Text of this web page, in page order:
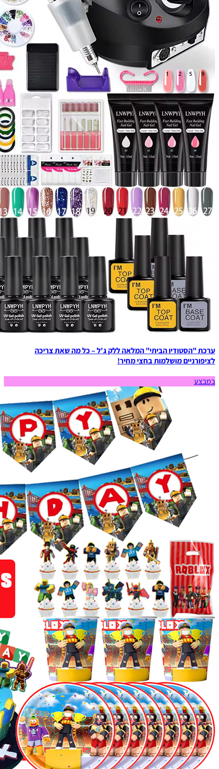
ערכת "הסטודיו הביתי" המלאה ללק ג'ל – כל מה שאת צריכה
לציפורניים מושלמות בחצי מחיר!
במבצע